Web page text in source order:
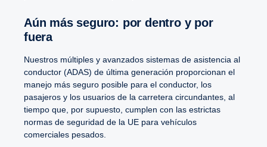
Aún más seguro: por dentro y por
fuera
Nuestros múltiples y avanzados sistemas de asistencia al
conductor (ADAS) de última generación proporcionan el
manejo más seguro posible para el conductor, los
pasajeros y los usuarios de la carretera circundantes, al
tiempo que, por supuesto, cumplen con las estrictas
normas de seguridad de la UE para vehículos
comerciales pesados.